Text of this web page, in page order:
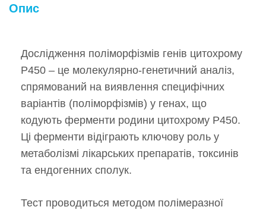
Опис
Дослідження поліморфізмів генів цитохрому
P450 – це молекулярно-генетичний аналіз,
спрямований на виявлення специфічних
варіантів (поліморфізмів) у генах, що
кодують ферменти родини цитохрому P450.
Ці ферменти відіграють ключову роль у
метаболізмі лікарських препаратів, токсинів
та ендогенних сполук.
Тест проводиться методом полімеразної